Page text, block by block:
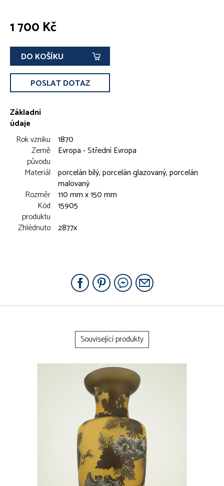
1 700 Kč
DO KOŠÍKU
POSLAT DOTAZ
Základní
údaje
Rok vzniku 1870
Země
původu
Evropa - Střední Evropa
Materiál porcelán bílý, porcelán glazovaný, porcelán
malovaný
Rozměr 110 mm x 150 mm
Kód
produktu
15905
Zhlédnuto 2877x
Související produkty